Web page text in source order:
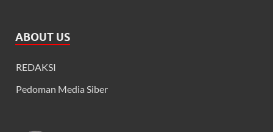
ABOUT US
REDAKSI
Pedoman Media Siber